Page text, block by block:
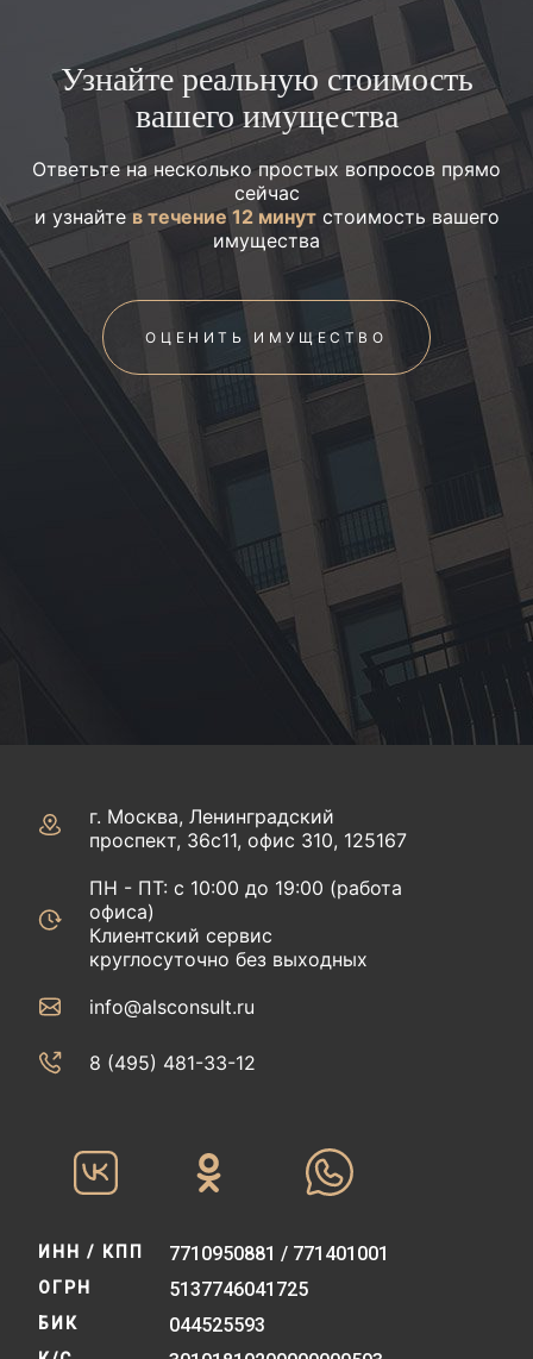
Узнайте реальную стоимость
вашего имущества
Ответьте на несколько простых вопросов прямо
сейчас
и узнайтев течение 12 минутстоимость вашего
имущества
ОЦЕНИТЬ ИМУЩЕСТВО
г. Москва, Ленинградский
проспект, 36с11, офис 310, 125167
ПН - ПТ: с 10:00 до 19:00 (работа
офиса)
Клиентский сервис
круглосуточно без выходных
info@alsconsult.ru
8 (495) 481-33-12‬‬
ИНН / КПП 7710950881 / 771401001
ОГРН 5137746041725
БИК 044525593